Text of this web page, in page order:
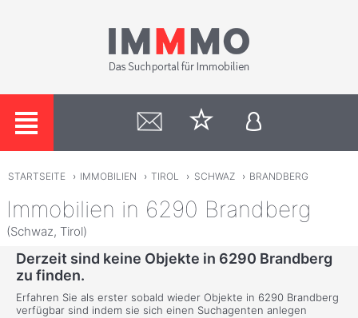
STARTSEITE › IMMOBILIEN › TIROL › SCHWAZ › BRANDBERG
Immobilien in 6290 Brandberg
(Schwaz, Tirol)
Derzeit sind keine Objekte in 6290 Brandberg
zu finden.
Erfahren Sie als erster sobald wieder Objekte in 6290 Brandberg
verfügbar sind indem sie sich einen Suchagenten anlegen